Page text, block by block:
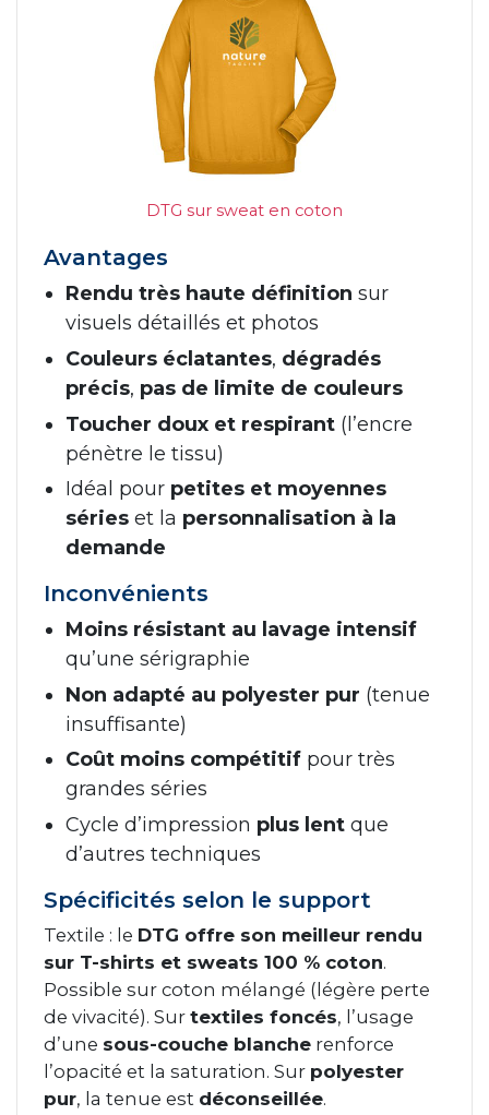
DTG sur sweat en coton
Avantages
Rendu très haute définition sur
visuels détaillés et photos
Couleurs éclatantes, dégradés
précis, pas de limite de couleurs
Toucher doux et respirant (l’encre
pénètre le tissu)
Idéal pour petites et moyennes
séries et la personnalisation à la
demande
Inconvénients
Moins résistant au lavage intensif
qu’une sérigraphie
Non adapté au polyester pur (tenue
insuffisante)
Coût moins compétitif pour très
grandes séries
Cycle d’impression plus lent que
d’autres techniques
Spécificités selon le support
Textile : le DTG offre son meilleur rendu
sur T-shirts et sweats 100 % coton.
Possible sur coton mélangé (légère perte
de vivacité). Sur textiles foncés, l’usage
d’une sous-couche blanche renforce
l’opacité et la saturation. Sur polyester
pur, la tenue est déconseillée.